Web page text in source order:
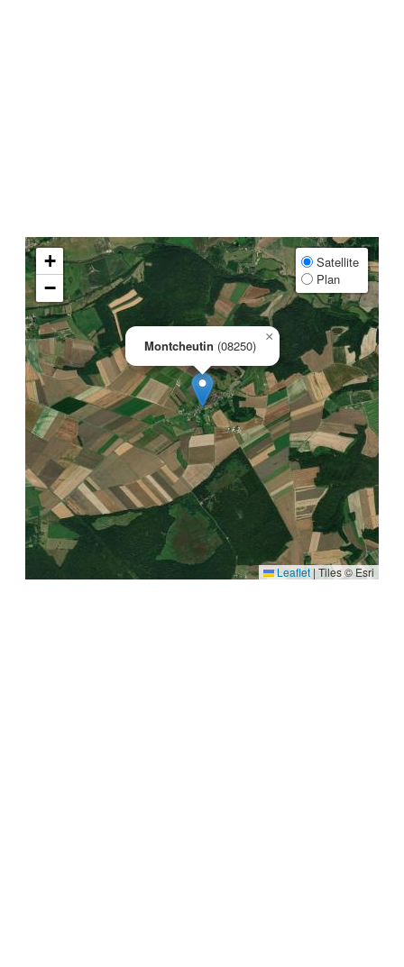
Montcheutin (08250)
×
+
−
Satellite
Plan
Leaflet | Tiles © Esri